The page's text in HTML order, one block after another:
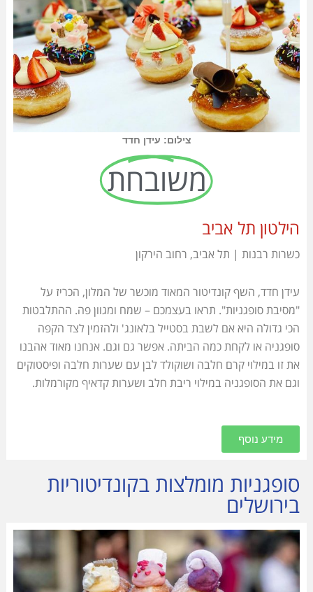
צילום: עידן חדד
משובחת
הילטון תל אביב
כשרות רבנות | תל אביב, רחוב הירקון
עידן חדד, השף קונדיטור המאוד מוכשר של המלון, הכריז על
"מסיבת סופגניות". תראו בעצמכם – שמח ומגוון פה. ההתלבטות
הכי גדולה היא אם לשבת בסטייל בלאונג' ולהזמין לצד הקפה
סופגניה או לקחת כמה הביתה. אפשר גם וגם. אנחנו מאוד אהבנו
את זו במילוי קרם חלבה ושוקולד לבן עם שערות חלבה ופיסטוקים
וגם את הסופגניה במילוי ריבת חלב ושערות קדאיף מקורמלות.
מידע נוסף
סופגניות מומלצות בקונדיטוריות
בירושלים